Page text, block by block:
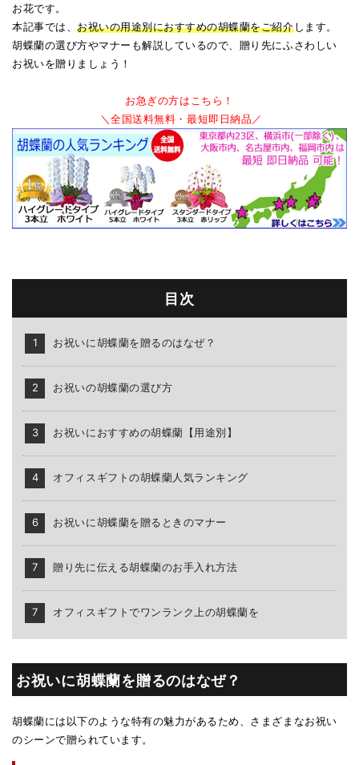
お花です。
本記事では、お祝いの用途別におすすめの胡蝶蘭をご紹介します。
胡蝶蘭の選び方やマナーも解説しているので、贈り先にふさわしい
お祝いを贈りましょう！
お急ぎの方はこちら！
＼全国送料無料・最短即日納品／
目次
お祝いに胡蝶蘭を贈るのはなぜ？
お祝いの胡蝶蘭の選び方
お祝いにおすすめの胡蝶蘭【用途別】
オフィスギフトの胡蝶蘭人気ランキング
お祝いに胡蝶蘭を贈るときのマナー
贈り先に伝える胡蝶蘭のお手入れ方法
オフィスギフトでワンランク上の胡蝶蘭を
お祝いに胡蝶蘭を贈るのはなぜ？
胡蝶蘭には以下のような特有の魅力があるため、さまざまなお祝い
のシーンで贈られています。